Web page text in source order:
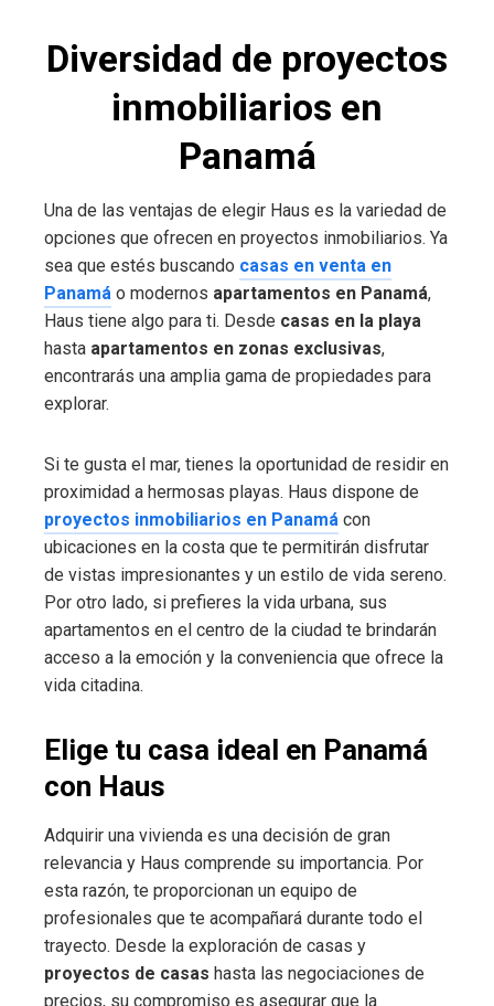
Diversidad de proyectos
inmobiliarios en
Panamá
Una de las ventajas de elegir Haus es la variedad de
opciones que ofrecen en proyectos inmobiliarios. Ya
sea que estés buscando casas en venta en
Panamá o modernos apartamentos en Panamá,
Haus tiene algo para ti. Desde casas en la playa
hasta apartamentos en zonas exclusivas,
encontrarás una amplia gama de propiedades para
explorar.
Si te gusta el mar, tienes la oportunidad de residir en
proximidad a hermosas playas. Haus dispone de
proyectos inmobiliarios en Panamá con
ubicaciones en la costa que te permitirán disfrutar
de vistas impresionantes y un estilo de vida sereno.
Por otro lado, si prefieres la vida urbana, sus
apartamentos en el centro de la ciudad te brindarán
acceso a la emoción y la conveniencia que ofrece la
vida citadina.
Elige tu casa ideal en Panamá
con Haus
Adquirir una vivienda es una decisión de gran
relevancia y Haus comprende su importancia. Por
esta razón, te proporcionan un equipo de
profesionales que te acompañará durante todo el
trayecto. Desde la exploración de casas y
proyectos de casas hasta las negociaciones de
precios, su compromiso es asegurar que la